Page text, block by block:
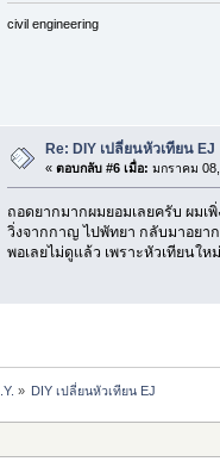
civil engineering
Re: DIY เปลี่ยนหัวเทียน EJ
« ตอบกลับ #6 เมื่อ: มกราคม
ถอดยากมากผมยอมเลยครับ ผมเพิ่
วิ่งจากกาญ ไปพัทยา กลับมาอยา
พอเลยไม่ดูแล้ว เพราะหัวเทียนให
» DIY เปลี่ยนหัวเทียน EJ